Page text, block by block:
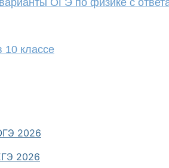
ОГЭ по физике с
классе
2026
2026